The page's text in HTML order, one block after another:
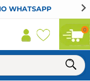
WHATSAPP
0